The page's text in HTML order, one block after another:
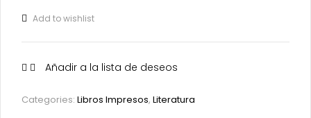
Add to wishlist
Añadir a la lista de deseos
Categories: Libros Impresos, Literatura